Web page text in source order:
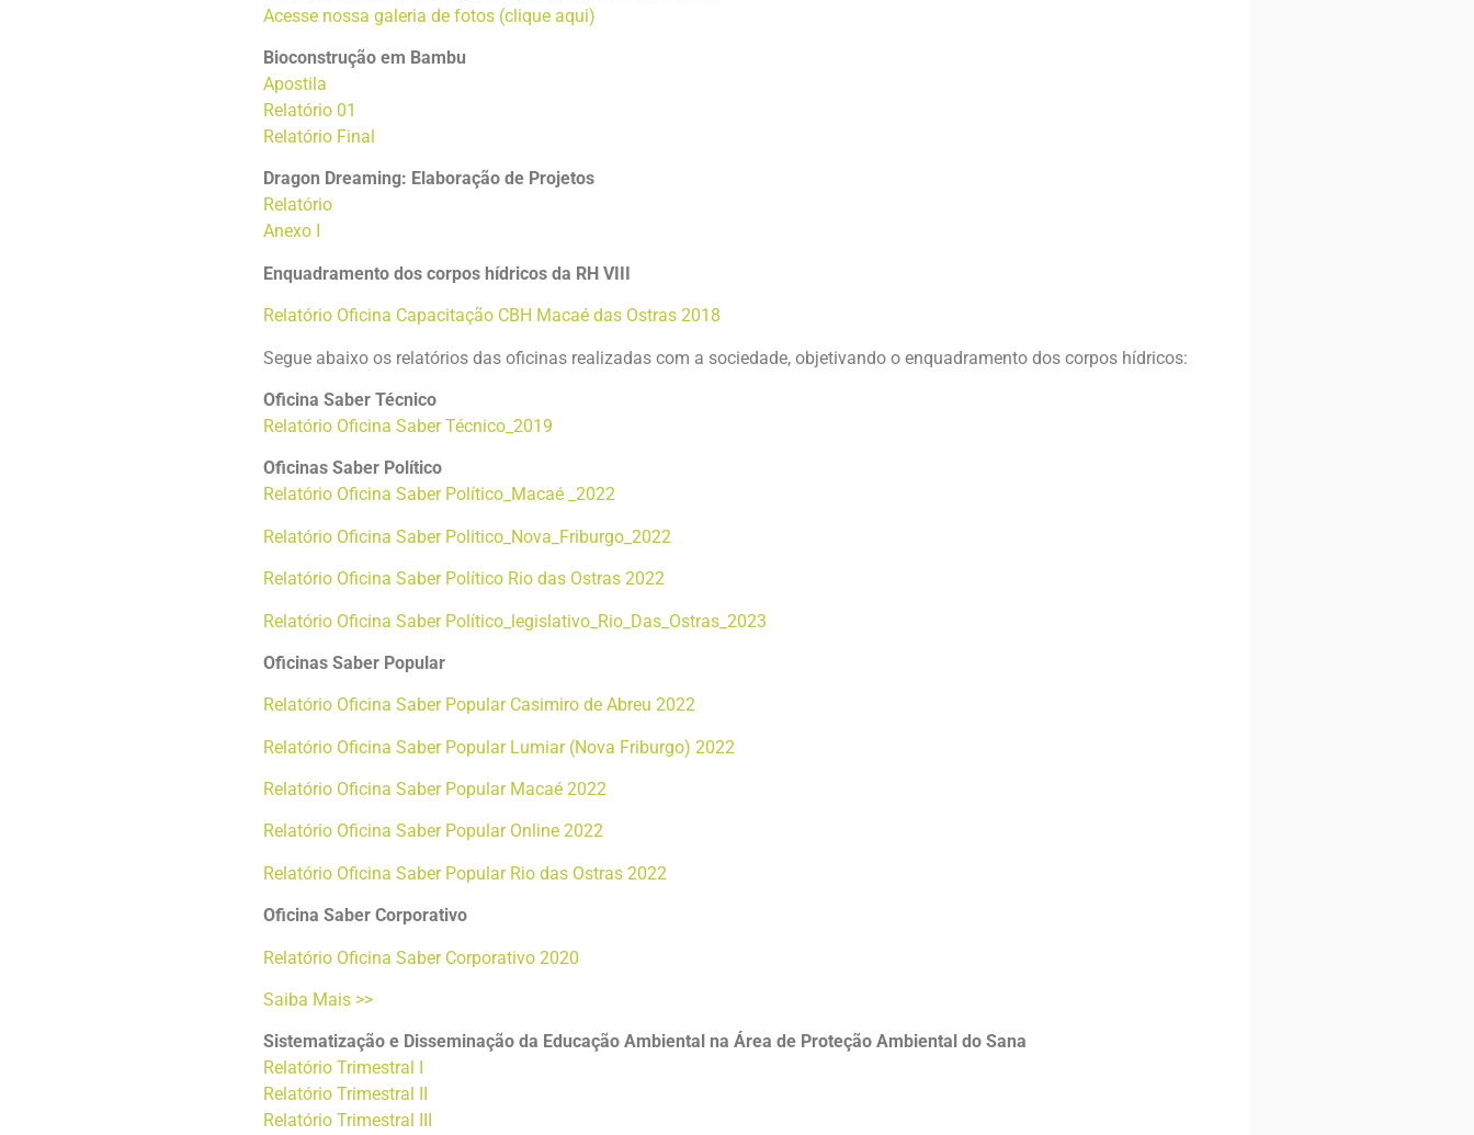
Acesse nossa galeria de fotos (clique aqui)
Bioconstrução em Bambu
Apostila
Relatório 01
Relatório Final
Dragon Dreaming: Elaboração de Projetos
Relatório
Anexo I
Enquadramento dos corpos hídricos da RH VIII
Relatório Oficina Capacitação CBH Macaé das Ostras 2018
Segue abaixo os relatórios das oficinas realizadas com a sociedade, objetivando o enquadramento dos corpos hídricos:
Oficina Saber Técnico
Relatório Oficina Saber Técnico_2019
Oficinas Saber Político
Relatório Oficina Saber Político_Macaé _2022
Relatório Oficina Saber Politico_Nova_Friburgo_2022
Relatório Oficina Saber Político Rio das Ostras 2022
Relatório Oficina SaberPolítico_legislativo_Rio_Das_Ostras_2023
Oficinas Saber Popular
Relatório Oficina Saber Popular Casimiro de Abreu 2022
Relatório Oficina Saber Popular Lumiar (Nova Friburgo) 2022
Relatório Oficina Saber Popular Macaé 2022
Relatório Oficina Saber Popular Online 2022
Relatório Oficina Saber Popular Rio das Ostras 2022
Oficina Saber Corporativo
Relatório Oficina Saber Corporativo 2020
Saiba Mais >>
Sistematização e Disseminação da Educação Ambiental na Área de Proteção Ambiental do Sana
Relatório Trimestral I
Relatório Trimestral II
Relatório Trimestral III